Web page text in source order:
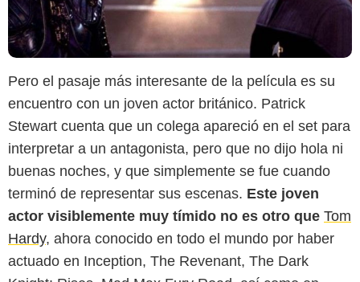
Pero el pasaje más interesante de la película es su
encuentro con un joven actor británico. Patrick
Stewart cuenta que un colega apareció en el set para
interpretar a un antagonista, pero que no dijo hola ni
buenas noches, y que simplemente se fue cuando
terminó de representar sus escenas. Este joven
actor visiblemente muy tímido no es otro que Tom
Hardy, ahora conocido en todo el mundo por haber
actuado en Inception, The Revenant, The Dark